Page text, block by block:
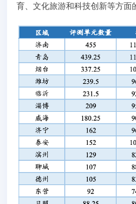
育、文化旅游和科技创新等方面